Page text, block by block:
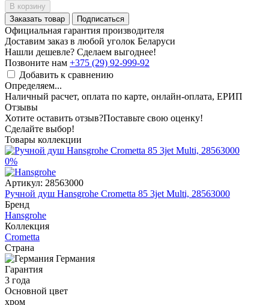
В корзину
Заказать товар
Подписаться
Официальная гарантия производителя
Доставим заказ в любой уголок Беларуси
Нашли дешевле? Сделаем выгоднее!
Позвоните нам +375 (29) 92-999-92
Добавить к сравнению
Определяем...
Наличный расчет, оплата по карте, онлайн-оплата, ЕРИП
Отзывы
Хотите оставить отзыв?Поставьте свою оценку!
Сделайте выбор!
Товары коллекции
0%
Артикул: 28563000
Ручной душ Hansgrohe Crometta 85 3jet Multi, 28563000
Бренд
Hansgrohe
Коллекция
Crometta
Страна
Германия
Гарантия
3 года
Основной цвет
хром